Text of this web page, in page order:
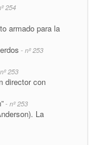
254
armado para la
- nº 253
253
director con
- nº 253
La